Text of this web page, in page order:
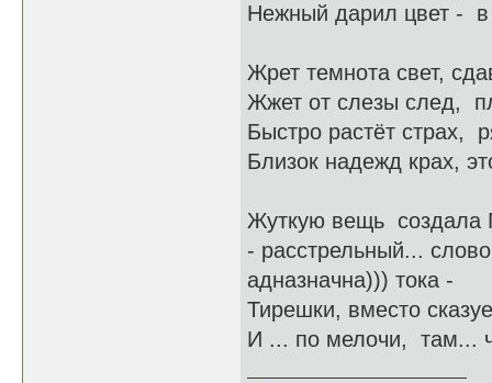
Нежный дарил цвет - в
Жрет темнота свет,
Жжет от слезы след,
Быстро растёт страх,
Близок надежд крах,
Жуткую вещь создала
- расстрельный...
адназначна))) тока -
Тирешки, вместо
И ... по мелочи, там...